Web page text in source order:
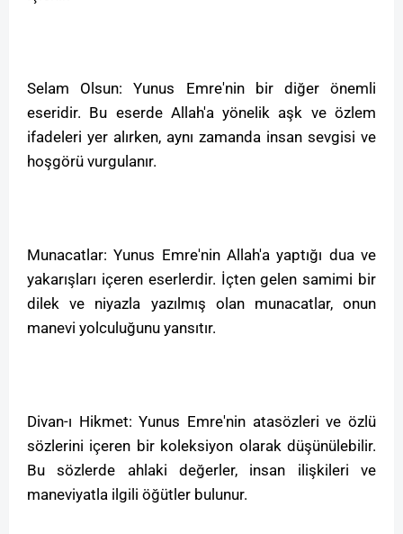
Selam Olsun: Yunus Emre'nin bir diğer önemli
eseridir. Bu eserde Allah'a yönelik aşk ve özlem
ifadeleri yer alırken, aynı zamanda insan sevgisi ve
hoşgörü vurgulanır.
Munacatlar: Yunus Emre'nin Allah'a yaptığı dua ve
yakarışları içeren eserlerdir. İçten gelen samimi bir
dilek ve niyazla yazılmış olan munacatlar, onun
manevi yolculuğunu yansıtır.
Divan-ı Hikmet: Yunus Emre'nin atasözleri ve özlü
sözlerini içeren bir koleksiyon olarak düşünülebilir.
Bu sözlerde ahlaki değerler, insan ilişkileri ve
maneviyatla ilgili öğütler bulunur.